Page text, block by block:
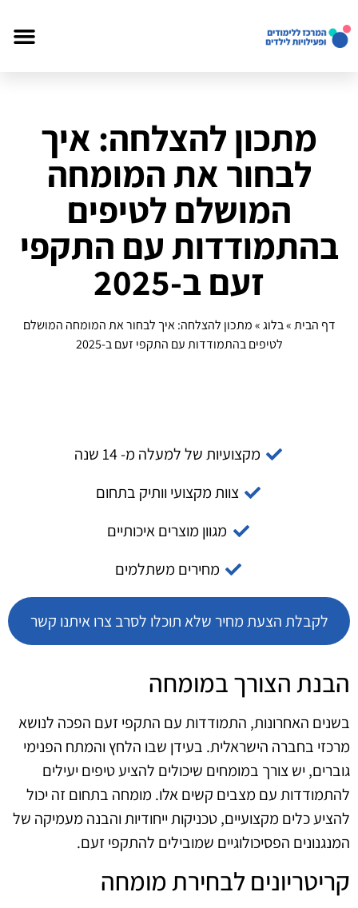
מתכון להצלחה: איך
לבחור את המומחה
המושלם לטיפים
בהתמודדות עם התקפי
זעם ב-2025
דף הבית»בלוג»מתכון להצלחה: איך לבחור את המומחה המושלם
לטיפים בהתמודדות עם התקפי זעם ב-2025
מקצועיות של למעלה מ- 14 שנה
צוות מקצועי וותיק בתחום
מגוון מוצרים איכותיים
מחירים משתלמים
לקבלת הצעת מחיר שלא תוכלו לסרב צרו איתנו קשר
הבנת הצורך במומחה
בשנים האחרונות, התמודדות עם התקפי זעם הפכה לנושא
מרכזי בחברה הישראלית. בעידן שבו הלחץ והמתח הפנימי
גוברים, יש צורך במומחים שיכולים להציע טיפים יעילים
להתמודדות עם מצבים קשים אלו. מומחה בתחום זה יכול
להציע כלים מקצועיים, טכניקות ייחודיות והבנה מעמיקה של
המנגנונים הפסיכולוגיים שמובילים להתקפי זעם.
קריטריונים לבחירת מומחה